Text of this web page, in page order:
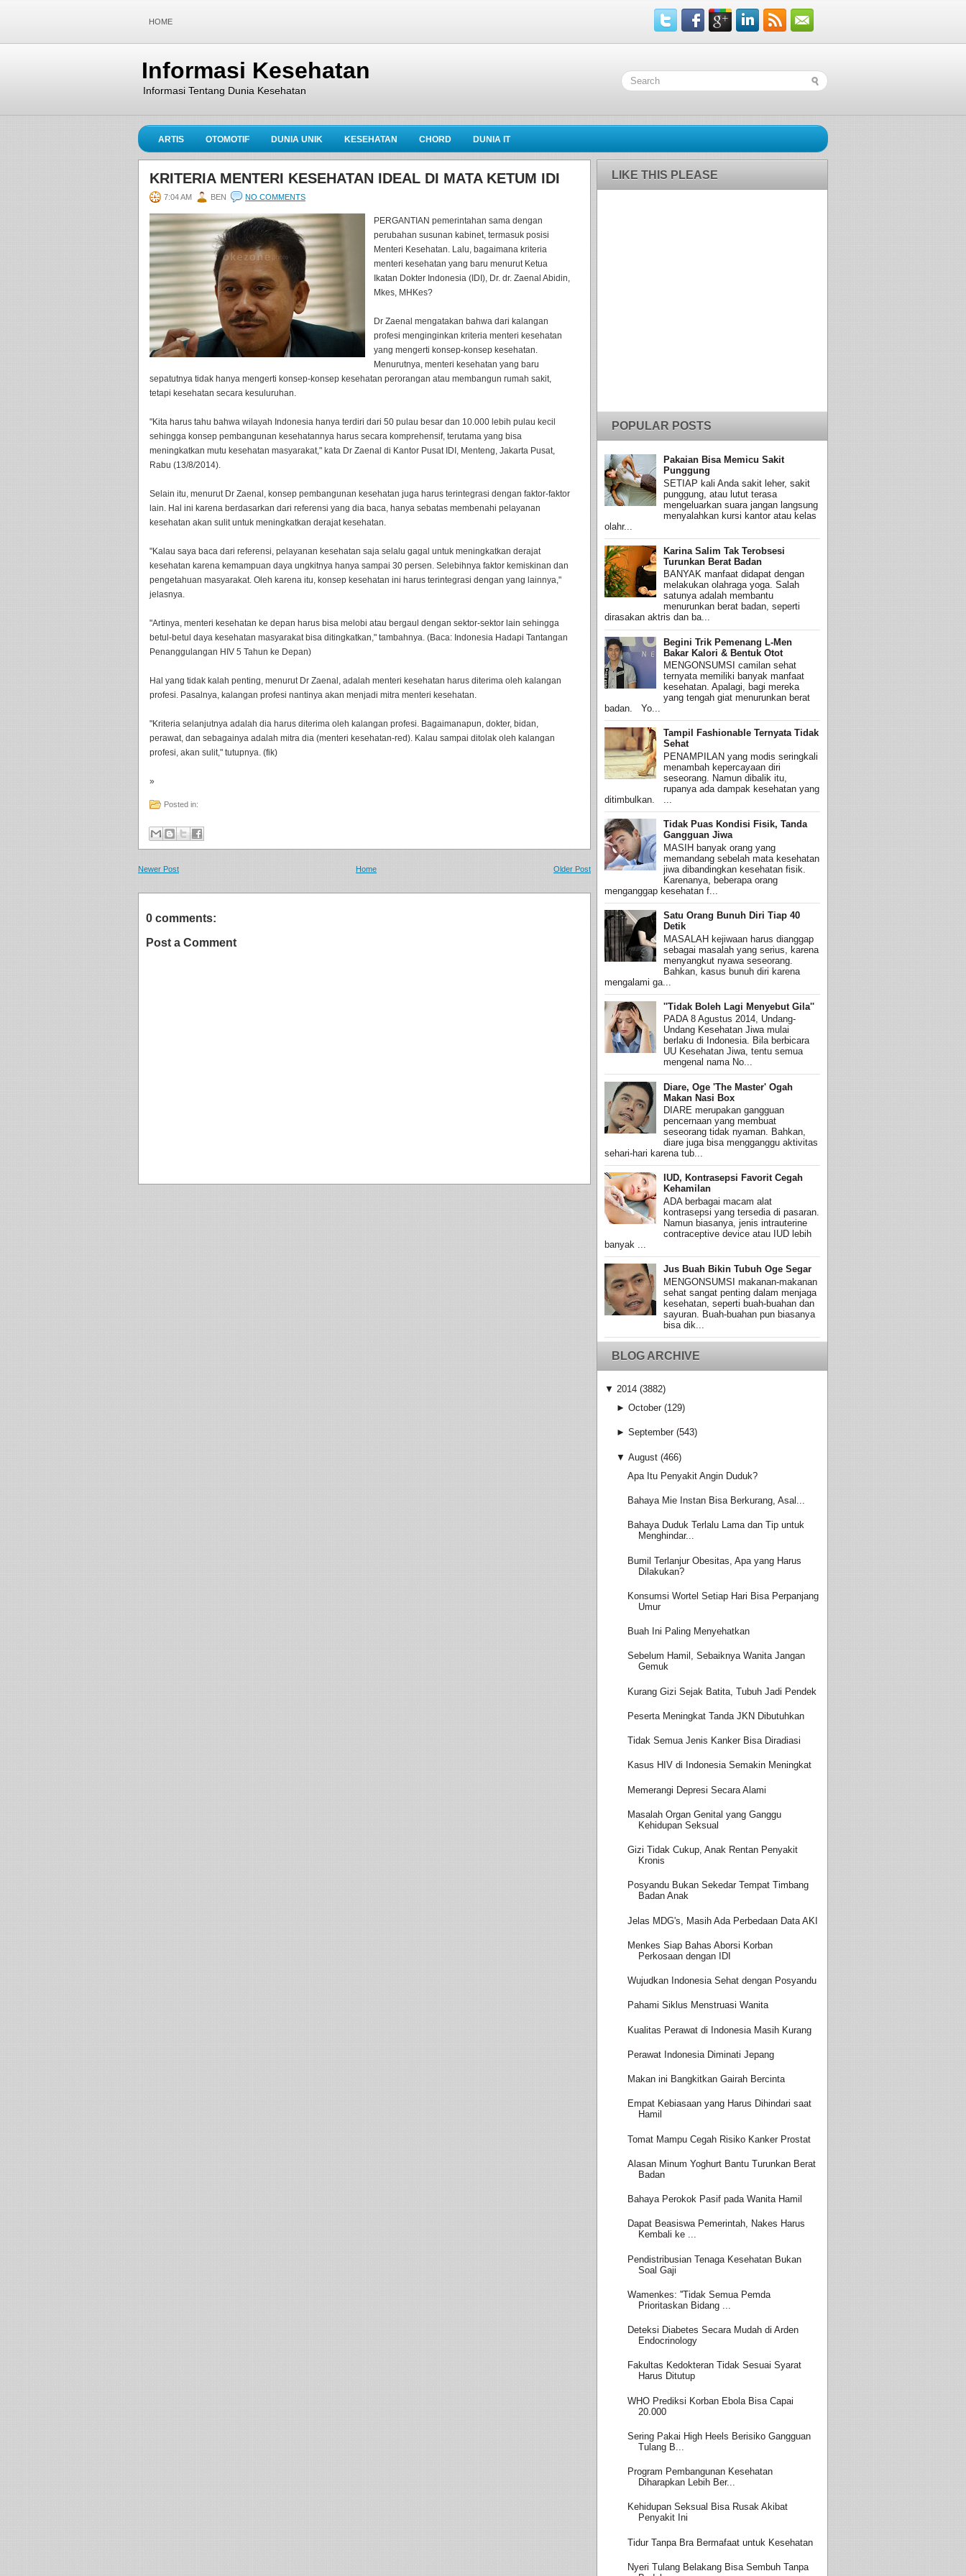
HOME
Informasi Kesehatan
Informasi Tentang Dunia Kesehatan
ARTIS OTOMOTIF DUNIA UNIK KESEHATAN CHORD DUNIA IT
KRITERIA MENTERI KESEHATAN IDEAL DI MATA KETUM IDI
7:04 AM BEN NO COMMENTS
PERGANTIAN pemerintahan sama dengan
perubahan susunan kabinet, termasuk posisi
Menteri Kesehatan. Lalu, bagaimana kriteria
menteri kesehatan yang baru menurut Ketua
Ikatan Dokter Indonesia (IDI), Dr. dr. Zaenal Abidin,
Mkes, MHKes?
Dr Zaenal mengatakan bahwa dari kalangan
profesi menginginkan kriteria menteri kesehatan
yang mengerti konsep-konsep kesehatan.
Menurutnya, menteri kesehatan yang baru
sepatutnya tidak hanya mengerti konsep-konsep kesehatan perorangan atau membangun rumah sakit,
tetapi kesehatan secara kesuluruhan.
"Kita harus tahu bahwa wilayah Indonesia hanya terdiri dari 50 pulau besar dan 10.000 lebih pulau kecil
sehingga konsep pembangunan kesehatannya harus secara komprehensif, terutama yang bisa
meningkatkan mutu kesehatan masyarakat," kata Dr Zaenal di Kantor Pusat IDI, Menteng, Jakarta Pusat,
Rabu (13/8/2014).
Selain itu, menurut Dr Zaenal, konsep pembangunan kesehatan juga harus terintegrasi dengan faktor-faktor
lain. Hal ini karena berdasarkan dari referensi yang dia baca, hanya sebatas membenahi pelayanan
kesehatan akan sulit untuk meningkatkan derajat kesehatan.
"Kalau saya baca dari referensi, pelayanan kesehatan saja selalu gagal untuk meningkatkan derajat
kesehatan karena kemampuan daya ungkitnya hanya sampai 30 persen. Selebihnya faktor kemiskinan dan
pengetahuan masyarakat. Oleh karena itu, konsep kesehatan ini harus terintegrasi dengan yang lainnya,"
jelasnya.
"Artinya, menteri kesehatan ke depan harus bisa melobi atau bergaul dengan sektor-sektor lain sehingga
betul-betul daya kesehatan masyarakat bisa ditingkatkan," tambahnya. (Baca: Indonesia Hadapi Tantangan
Penanggulangan HIV 5 Tahun ke Depan)
Hal yang tidak kalah penting, menurut Dr Zaenal, adalah menteri kesehatan harus diterima oleh kalangan
profesi. Pasalnya, kalangan profesi nantinya akan menjadi mitra menteri kesehatan.
"Kriteria selanjutnya adalah dia harus diterima oleh kalangan profesi. Bagaimanapun, dokter, bidan,
perawat, dan sebagainya adalah mitra dia (menteri kesehatan-red). Kalau sampai ditolak oleh kalangan
profesi, akan sulit," tutupnya. (fik)
»
Posted in:
Newer Post Older Post
Home
0 comments:
Post a Comment
LIKE THIS PLEASE
POPULAR POSTS
Pakaian Bisa Memicu Sakit
Punggung
SETIAP kali Anda sakit leher, sakit
punggung, atau lutut terasa
mengeluarkan suara jangan langsung
menyalahkan kursi kantor atau kelas
olahr...
Karina Salim Tak Terobsesi
Turunkan Berat Badan
BANYAK manfaat didapat dengan
melakukan olahraga yoga. Salah
satunya adalah membantu
menurunkan berat badan, seperti
dirasakan aktris dan ba...
Begini Trik Pemenang L-Men
Bakar Kalori & Bentuk Otot
MENGONSUMSI camilan sehat
ternyata memiliki banyak manfaat
kesehatan. Apalagi, bagi mereka
yang tengah giat menurunkan berat
badan. Yo...
Tampil Fashionable Ternyata Tidak
Sehat
PENAMPILAN yang modis seringkali
menambah kepercayaan diri
seseorang. Namun dibalik itu,
rupanya ada dampak kesehatan yang
ditimbulkan. ...
Tidak Puas Kondisi Fisik, Tanda
Gangguan Jiwa
MASIH banyak orang yang
memandang sebelah mata kesehatan
jiwa dibandingkan kesehatan fisik.
Karenanya, beberapa orang
menganggap kesehatan f...
Satu Orang Bunuh Diri Tiap 40
Detik
MASALAH kejiwaan harus dianggap
sebagai masalah yang serius, karena
menyangkut nyawa seseorang.
Bahkan, kasus bunuh diri karena
mengalami ga...
''Tidak Boleh Lagi Menyebut Gila''
PADA 8 Agustus 2014, Undang-
Undang Kesehatan Jiwa mulai
berlaku di Indonesia. Bila berbicara
UU Kesehatan Jiwa, tentu semua
mengenal nama No...
Diare, Oge 'The Master' Ogah
Makan Nasi Box
DIARE merupakan gangguan
pencernaan yang membuat
seseorang tidak nyaman. Bahkan,
diare juga bisa mengganggu aktivitas
sehari-hari karena tub...
IUD, Kontrasepsi Favorit Cegah
Kehamilan
ADA berbagai macam alat
kontrasepsi yang tersedia di pasaran.
Namun biasanya, jenis intrauterine
contraceptive device atau IUD lebih
banyak ...
Jus Buah Bikin Tubuh Oge Segar
MENGONSUMSI makanan-makanan
sehat sangat penting dalam menjaga
kesehatan, seperti buah-buahan dan
sayuran. Buah-buahan pun biasanya
bisa dik...
BLOG ARCHIVE
▼ 2014 (3882)
► October (129)
► September (543)
▼ August (466)
Apa Itu Penyakit Angin Duduk?
Bahaya Mie Instan Bisa Berkurang, Asal...
Bahaya Duduk Terlalu Lama dan Tip untuk
Menghindar...
Bumil Terlanjur Obesitas, Apa yang Harus
Dilakukan?
Konsumsi Wortel Setiap Hari Bisa Perpanjang
Umur
Buah Ini Paling Menyehatkan
Sebelum Hamil, Sebaiknya Wanita Jangan
Gemuk
Kurang Gizi Sejak Batita, Tubuh Jadi Pendek
Peserta Meningkat Tanda JKN Dibutuhkan
Tidak Semua Jenis Kanker Bisa Diradiasi
Kasus HIV di Indonesia Semakin Meningkat
Memerangi Depresi Secara Alami
Masalah Organ Genital yang Ganggu
Kehidupan Seksual
Gizi Tidak Cukup, Anak Rentan Penyakit
Kronis
Posyandu Bukan Sekedar Tempat Timbang
Badan Anak
Jelas MDG's, Masih Ada Perbedaan Data AKI
Menkes Siap Bahas Aborsi Korban
Perkosaan dengan IDI
Wujudkan Indonesia Sehat dengan Posyandu
Pahami Siklus Menstruasi Wanita
Kualitas Perawat di Indonesia Masih Kurang
Perawat Indonesia Diminati Jepang
Makan ini Bangkitkan Gairah Bercinta
Empat Kebiasaan yang Harus Dihindari saat
Hamil
Tomat Mampu Cegah Risiko Kanker Prostat
Alasan Minum Yoghurt Bantu Turunkan Berat
Badan
Bahaya Perokok Pasif pada Wanita Hamil
Dapat Beasiswa Pemerintah, Nakes Harus
Kembali ke ...
Pendistribusian Tenaga Kesehatan Bukan
Soal Gaji
Wamenkes: ''Tidak Semua Pemda
Prioritaskan Bidang ...
Deteksi Diabetes Secara Mudah di Arden
Endocrinology
Fakultas Kedokteran Tidak Sesuai Syarat
Harus Ditutup
WHO Prediksi Korban Ebola Bisa Capai
20.000
Sering Pakai High Heels Berisiko Gangguan
Tulang B...
Program Pembangunan Kesehatan
Diharapkan Lebih Ber...
Kehidupan Seksual Bisa Rusak Akibat
Penyakit Ini
Tidur Tanpa Bra Bermafaat untuk Kesehatan
Nyeri Tulang Belakang Bisa Sembuh Tanpa